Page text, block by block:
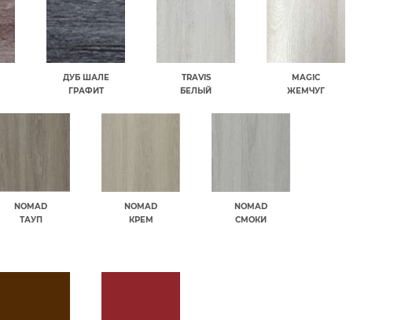
ДУБ ШАЛЕ
ГРАФИТ
TRAVIS
БЕЛЫЙ
MAGIC
ЖЕМЧУГ
NOMAD
ТАУП
NOMAD
КРЕМ
NOMAD
СМОКИ